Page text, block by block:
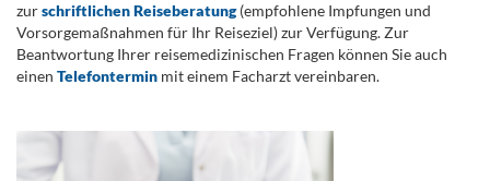
zurschriftlichen Reiseberatung(empfohlene Impfungen und
Vorsorgemaßnahmen für Ihr Reiseziel) zur Verfügung. Zur
Beantwortung Ihrer reisemedizinischen Fragen können Sie auch
einen Telefontermin mit einem Facharzt vereinbaren.